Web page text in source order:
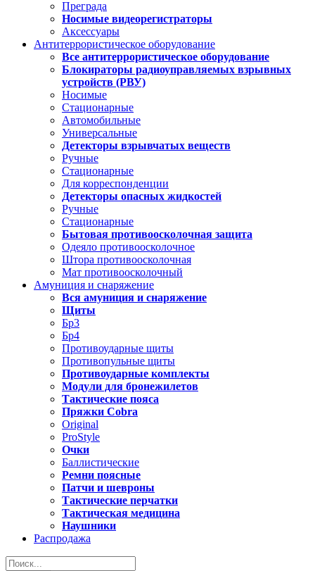
Преграда
Носимые видеорегистраторы
Аксессуары
Антитеррористическое оборудование
Все антитеррористическое оборудование
Блокираторы радиоуправляемых взрывных
устройств (РВУ)
Носимые
Стационарные
Автомобильные
Универсальные
Детекторы взрывчатых веществ
Ручные
Стационарные
Для корреспонденции
Детекторы опасных жидкостей
Ручные
Стационарные
Бытовая противоосколочная защита
Одеяло противоосколочное
Штора противоосколочная
Мат противоосколочный
Амуниция и снаряжение
Вся амуниция и снаряжение
Щиты
Бр3
Бр4
Противоударные щиты
Противопульные щиты
Противоударные комплекты
Модули для бронежилетов
Тактические пояса
Пряжки Cobra
Original
ProStyle
Очки
Баллистические
Ремни поясные
Патчи и шевроны
Тактические перчатки
Тактическая медицина
Наушники
Распродажа